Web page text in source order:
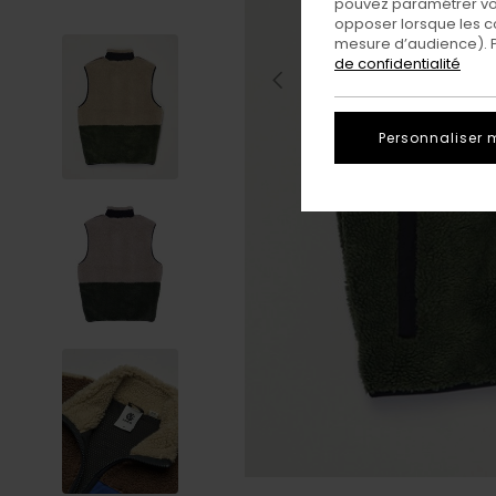
opposer lorsque les
mesure d’audience).
de confidentialité
Personnaliser